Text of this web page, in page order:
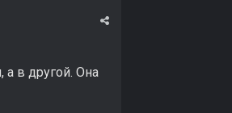
а в другой. Она